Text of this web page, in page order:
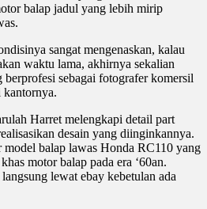
balap jadul yang lebih mirip
sangat mengenaskan, kalau
waktu lama, akhirnya sekalian
sebagai fotografer komersil
kantornya.
Harret melengkapi detail part
desain yang diinginkannya.
balap lawas Honda RC110 yang
motor balap pada era ‘60an.
lewat ebay kebetulan ada